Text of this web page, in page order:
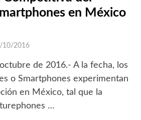
en México
10/2016
de 2016.- A la fecha, los
o Smartphones experimentan
en México, tal que la
…